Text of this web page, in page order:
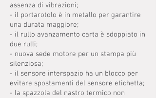
assenza di vibrazioni;
- il portarotolo è in metallo per garantire
una durata maggiore;
- il rullo avanzamento carta è sdoppiato in
due rulli;
- nuova sede motore per un stampa più
silenziosa;
- il sensore interspazio ha un blocco per
evitare spostamenti del sensore etichetta;
- la spazzola del nastro termico non